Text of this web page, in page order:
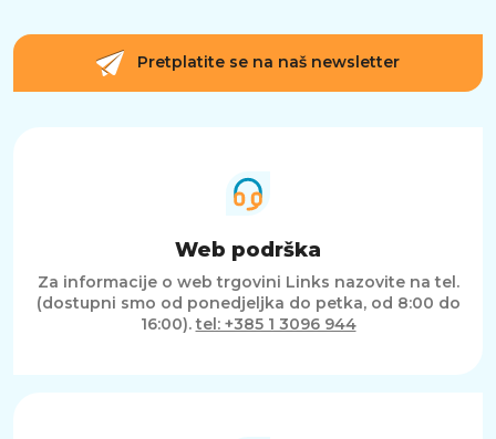
Pretplatite se na naš newsletter
Web podrška
Za informacije o web trgovini Links nazovite na tel.
(dostupni smo od ponedjeljka do petka, od 8:00 do
16:00).tel: +385 1 3096 944